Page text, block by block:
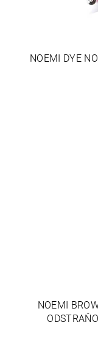
NOEMI DYE
NOEMI